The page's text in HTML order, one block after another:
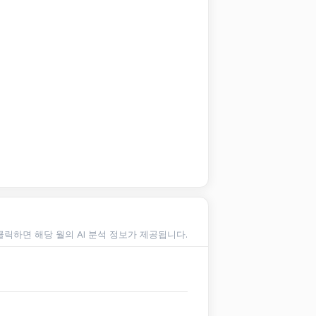
하면 해당 월의 AI 분석 정보가 제공됩니다.